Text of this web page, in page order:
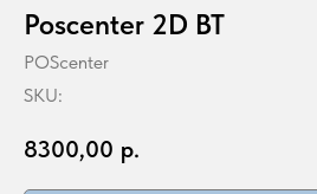
Poscenter 2D BT
POScenter
SKU:
8300,00 р.